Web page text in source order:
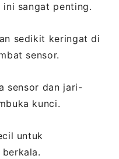
ini sangat penting.
sedikit keringat di
sensor.
sensor dan jari-
kunci.
untuk